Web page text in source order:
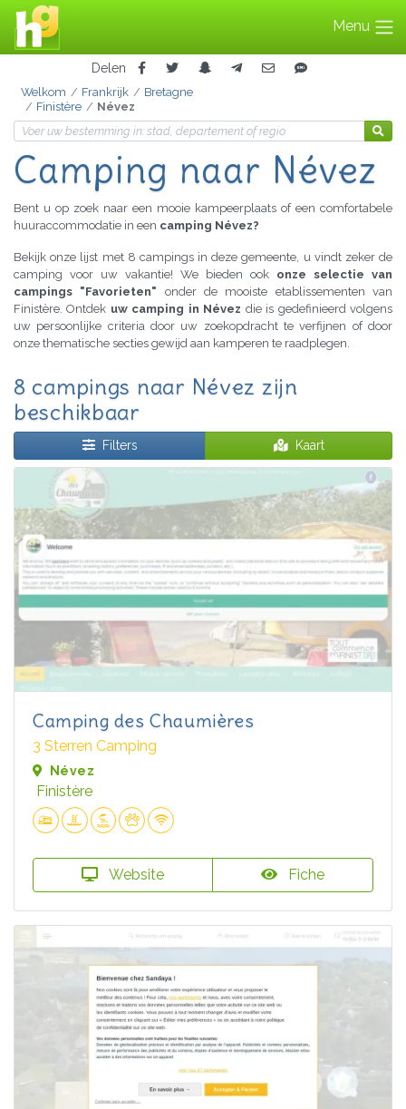
Menu
Delen
Welkom Frankrijk
Bretagne
Finistère
Névez
Camping naar Névez
Bent u op zoek naar een mooie kampeerplaats of een comfortabele
huuraccommodatie in een camping Névez?
Bekijk onze lijst met 8 campings in deze gemeente, u vindt zeker de
camping voor uw vakantie! We bieden ook onze selectie van
campings "Favorieten" onder de mooiste etablissementen van
Finistère. Ontdek uw camping in Névez die is gedefinieerd volgens
uw persoonlijke criteria door uw zoekopdracht te verfijnen of door
onze thematische secties gewijd aan kamperen te raadplegen.
8 campings naar Névez zijn
beschikbaar
Filters Kaart
Camping des Chaumières
3 Sterren Camping
Névez
Finistère
Website Fiche